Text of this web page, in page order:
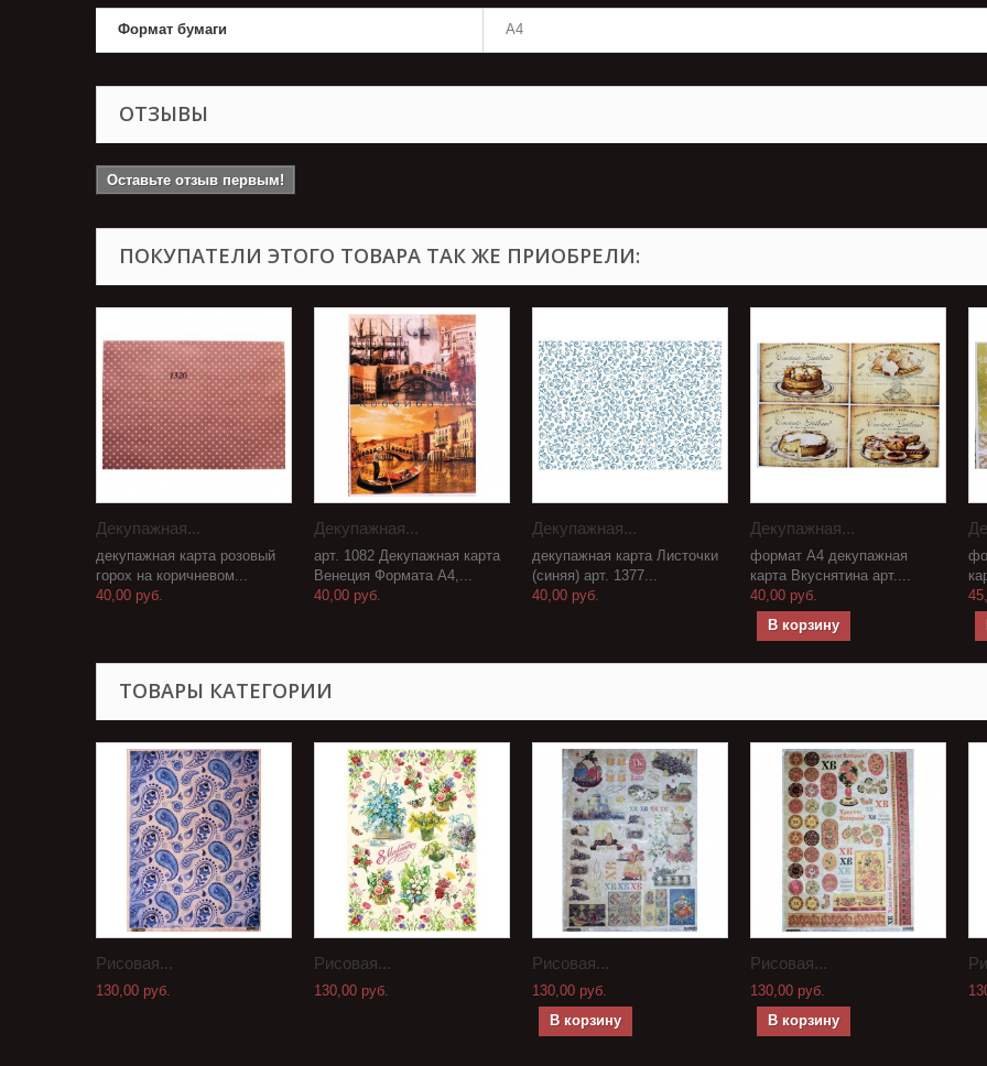
Формат бумаги А4
ОТЗЫВЫ
Оставьте отзыв первым!
ПОКУПАТЕЛИ ЭТОГО ТОВАРА ТАК ЖЕ ПРИОБРЕЛИ:
Декупажная...
декупажная карта розовый
горох на коричневом...
40,00 руб.
Декупажная...
арт. 1082 Декупажная карта
Венеция Формата А4,...
40,00 руб.
Декупажная...
декупажная карта Листочки
(синяя) арт. 1377...
40,00 руб.
Декупажная...
формат А4 декупажная
карта Вкуснятина арт....
40,00 руб.
В корзину
ТОВАРЫ КАТЕГОРИИ
Рисовая...
130,00 руб.
Рисовая...
130,00 руб.
Рисовая...
130,00 руб.
В корзину
Рисовая...
130,00 руб.
В корзину